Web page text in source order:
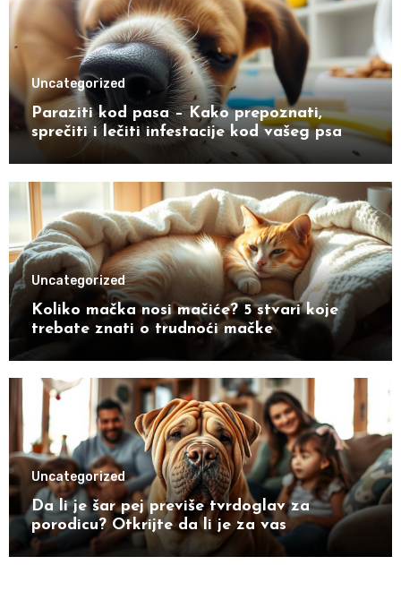
Uncategorized
Paraziti kod pasa – Kako prepoznati,
sprečiti i lečiti infestacije kod vašeg psa
Uncategorized
Koliko mačka nosi mačiće? 5 stvari koje
trebate znati o trudnoći mačke
Uncategorized
Da li je šar pej previše tvrdoglav za
porodicu? Otkrijte da li je za vas